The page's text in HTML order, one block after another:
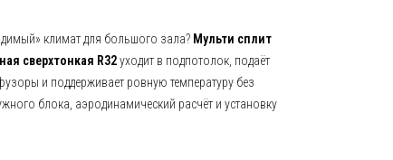
климат для большого зала? Мульти сплит
сверхтонкая R32уходит в подпотолок, подаёт
и поддерживает ровную температуру без
блока, аэродинамический расчёт и установку